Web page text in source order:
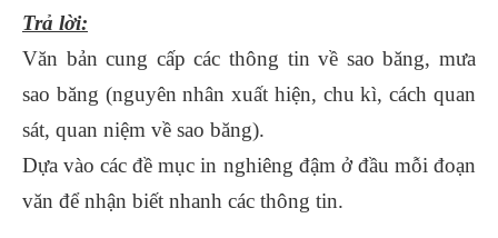
Trả lời:
Văn bản cung cấp các thông tin về sao băng, mưa
sao băng (nguyên nhân xuất hiện, chu kì, cách quan
sát, quan niệm về sao băng).
Dựa vào các đề mục in nghiêng đậm ở đầu mỗi đoạn
văn để nhận biết nhanh các thông tin.